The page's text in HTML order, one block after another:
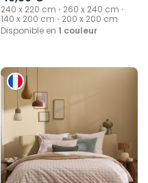
240 x 220 cm ⋅ 260 x 240 cm ⋅
140 x 200 cm ⋅ 200 x 200 cm
Disponible en 1 couleur